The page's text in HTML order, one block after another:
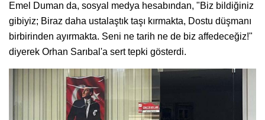
Emel Duman da, sosyal medya hesabından, "Biz bildiğiniz
gibiyiz; Biraz daha ustalaştık taşı kırmakta, Dostu düşmanı
birbirinden ayırmakta. Seni ne tarih ne de biz affedeceğiz!"
diyerek Orhan Sarıbal'a sert tepki gösterdi.